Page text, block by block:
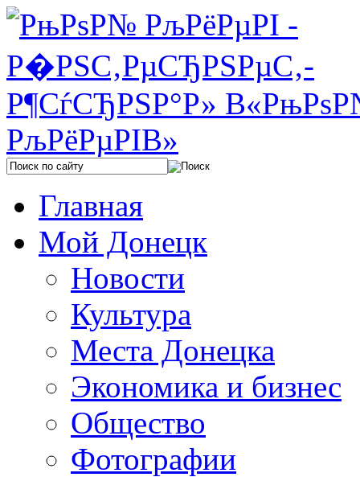
Главная
Мой Донецк
Новости
Культура
Места Донецка
Экономика и бизнес
Общество
Фотографии